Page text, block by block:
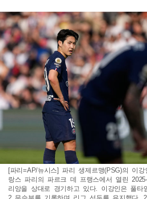
[파리=AP/뉴시스] 파리 생제르맹(PSG)의 이
랑스 파리의 파르크 데 프랭스에서 열린
리앙을 상대로 경기하고 있다. 이강인은 풀타